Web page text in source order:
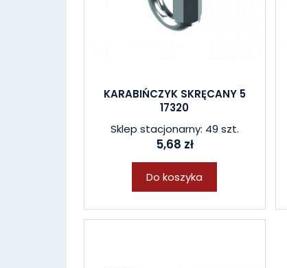
KARABIŃCZYK SKRĘCANY 5
17320
Sklep stacjonarny: 49 szt.
5,68 zł
Do koszyka